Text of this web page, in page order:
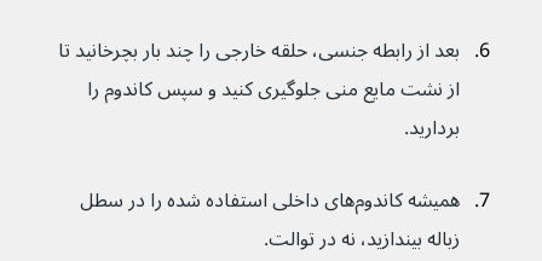
بعد از رابطه جنسی، حلقه خارجی را چند بار بچرخانید تا
از نشت مایع منی جلوگیری کنید و سپس کاندوم را
بردارید.
همیشه کاندوم‌های داخلی استفاده شده را در سطل
زباله بیندازید، نه در توالت.